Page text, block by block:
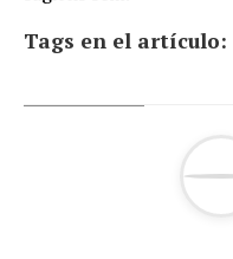
Tags en el artículo: